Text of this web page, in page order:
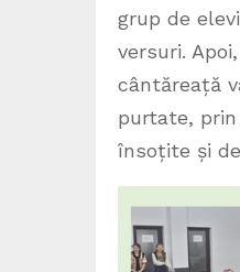
grup de
versuri.
cântăreață
purtate,
însoțite și